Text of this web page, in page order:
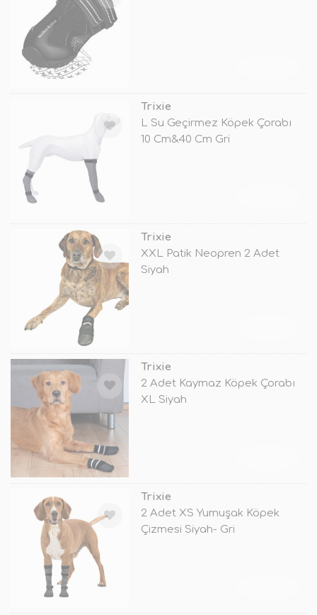
Trixie
L Su Geçirmez Köpek Çorabı
10 Cm&40 Cm Gri
Trixie
XXL Patik Neopren 2 Adet
Siyah
Trixie
2 Adet Kaymaz Köpek Çorabı
XL Siyah
Trixie
2 Adet XS Yumuşak Köpek
Çizmesi Siyah- Gri